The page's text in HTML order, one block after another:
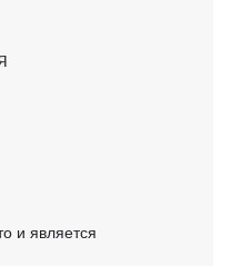
и является